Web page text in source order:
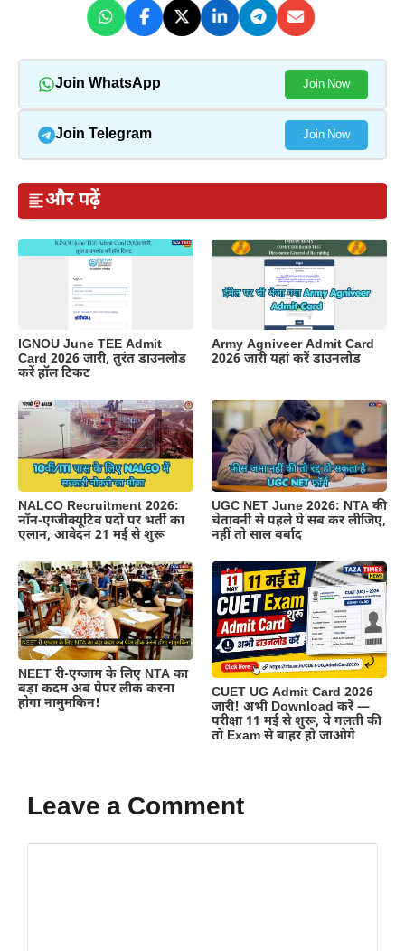
Join WhatsApp Join Now
Join Telegram Join Now
और पढ़ें
IGNOU June TEE Admit
Card 2026 जारी, तुरंत डाउनलोड
करें हॉल टिकट
Army Agniveer Admit Card
2026 जारी यहां करें डाउनलोड
NALCO Recruitment 2026:
नॉन-एग्जीक्यूटिव पदों पर भर्ती का
एलान, आवेदन 21 मई से शुरू
UGC NET June 2026: NTA की
चेतावनी से पहले ये सब कर लीजिए,
नहीं तो साल बर्बाद
NEET री-एग्जाम के लिए NTA का
बड़ा कदम अब पेपर लीक करना
होगा नामुमकिन!
CUET UG Admit Card 2026
जारी! अभी Download करें —
परीक्षा 11 मई से शुरू, ये गलती की
तो Exam से बाहर हो जाओगे
Leave a Comment